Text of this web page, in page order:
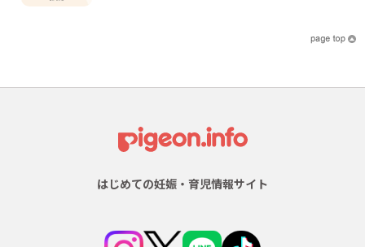
はじめての妊娠・育児情報サイト